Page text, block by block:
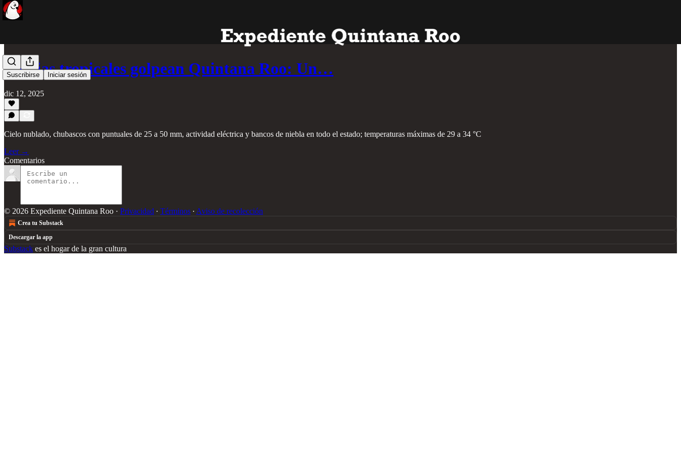
Suscribirse Iniciar sesión
Lluvias tropicales golpean Quintana Roo: Un…
dic 12, 2025
Cielo nublado, chubascos con puntuales de 25 a 50 mm, actividad eléctrica y bancos de niebla en todo el estado; temperaturas máximas de 29 a 34 °C
Leer →
Comentarios
© 2026 Expediente Quintana Roo · Privacidad ∙ Términos ∙ Aviso de recolección
Crea tu Substack
Descargar la app
Substack es el hogar de la gran cultura